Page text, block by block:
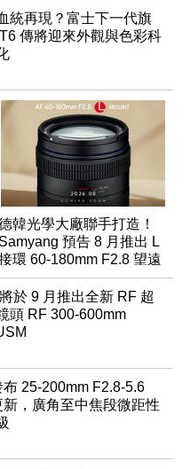
統再現？富士下一代旗
傳將迎來外觀與色彩科
韓光學大廠聯手打造！
Samyang 預告 8 月推出 L
環 60-180mm F2.8 望遠
焦鏡
於 9 月推出全新 RF 超
頭 RF 300-600mm
布 25-200mm F2.8-5.6
新，廣角至中焦段微距性